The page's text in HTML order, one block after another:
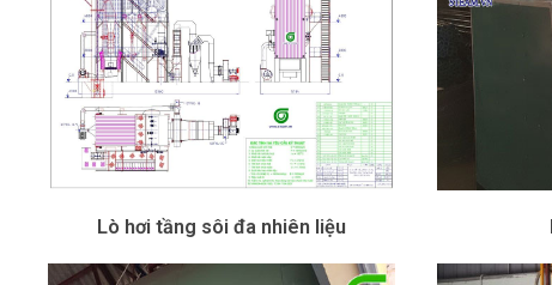
Lò hơi tầng sôi đa nhiên liệu